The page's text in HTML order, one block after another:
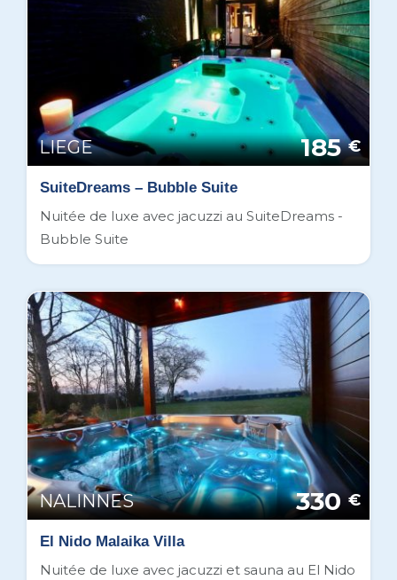
LIEGE 185 €
SuiteDreams – Bubble Suite
Nuitée de luxe avec jacuzzi au SuiteDreams -
Bubble Suite
NALINNES 330 €
El Nido Malaika Villa
Nuitée de luxe avec jacuzzi et sauna au El Nido